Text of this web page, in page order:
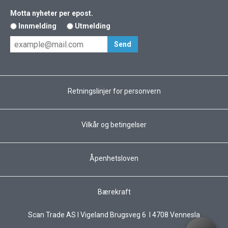
Motta nyheter per epost.
Innmelding
Utmelding
Retningslinjer for personvern
Vilkår og betingelser
Åpenhetsloven
Bærekraft
Scan Trade AS I Vigeland Brugsveg 6 I 4708 Vennesla